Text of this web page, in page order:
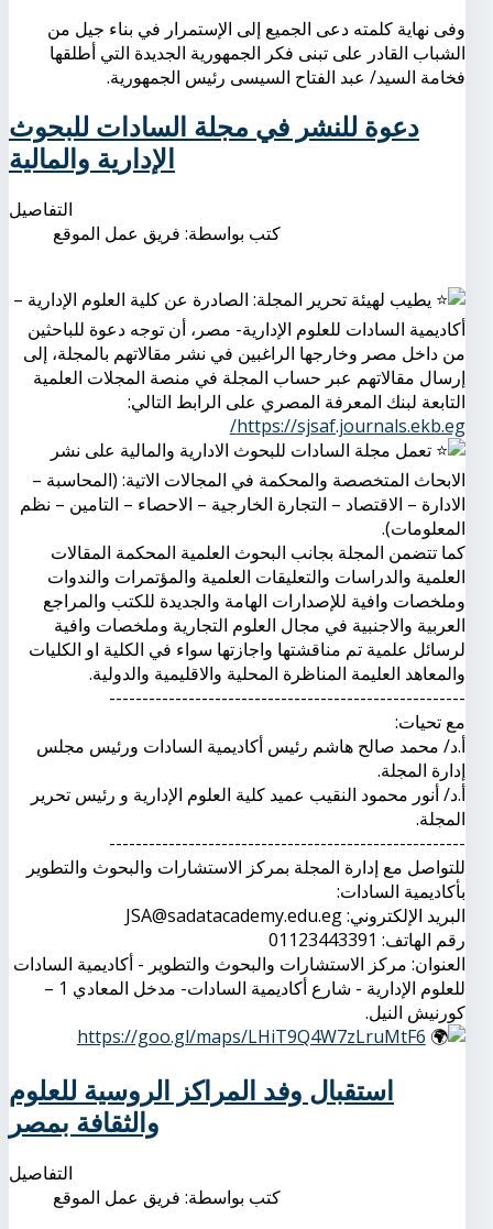
وفى نهاية كلمته دعى الجميع إلى الإستمرار في بناء جيل من
الشباب القادر على تبنى فكر الجمهورية الجديدة التي أطلقها
فخامة السيد/ عبد الفتاح السيسى رئيس الجمهورية.
دعوة للنشر في مجلة السادات للبحوث
الإدارية والمالية
التفاصيل
كتب بواسطة: فريق عمل الموقع
يطيب لهيئة تحرير المجلة: الصادرة عن كلية العلوم الإدارية –
أكاديمية السادات للعلوم الإدارية- مصر، أن توجه دعوة للباحثين
من داخل مصر وخارجها الراغبين في نشر مقالاتهم بالمجلة، إلى
إرسال مقالاتهم عبر حساب المجلة في منصة المجلات العلمية
التابعة لبنك المعرفة المصري على الرابط التالي:
https://sjsaf.journals.ekb.eg/
تعمل مجلة السادات للبحوث الادارية والمالية على نشر
الابحاث المتخصصة والمحكمة في المجالات الاتية: (المحاسبة –
الادارة – الاقتصاد – التجارة الخارجية – الاحصاء – التامين – نظم
المعلومات).
كما تتضمن المجلة بجانب البحوث العلمية المحكمة المقالات
العلمية والدراسات والتعليقات العلمية والمؤتمرات والندوات
وملخصات وافية للإصدارات الهامة والجديدة للكتب والمراجع
العربية والاجنبية في مجال العلوم التجارية وملخصات وافية
لرسائل علمية تم مناقشتها واجازتها سواء في الكلية او الكليات
والمعاهد العليمة المناظرة المحلية والاقليمية والدولية.
------------------------------------------------------
مع تحيات:
أ.د/ محمد صالح هاشم رئيس أكاديمية السادات ورئيس مجلس
إدارة المجلة.
أ.د/ أنور محمود النقيب عميد كلية العلوم الإدارية و رئيس تحرير
المجلة.
------------------------------------------------------
للتواصل مع إدارة المجلة بمركز الاستشارات والبحوث والتطوير
بأكاديمية السادات:
البريد الإلكتروني: JSA@sadatacademy.edu.eg
رقم الهاتف: 01123443391
العنوان: مركز الاستشارات والبحوث والتطوير - أكاديمية السادات
للعلوم الإدارية - شارع أكاديمية السادات- مدخل المعادي 1 –
كورنيش النيل.
https://goo.gl/maps/LHiT9Q4W7zLruMtF6
استقبال وفد المراكز الروسية للعلوم
والثقافة بمصر
التفاصيل
كتب بواسطة: فريق عمل الموقع